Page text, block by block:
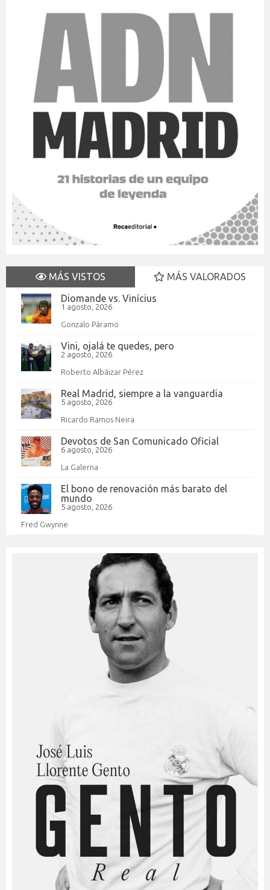
MÁS VISTOS
MÁS VALORADOS
Diomande vs. Vinícius
1 agosto, 2026
Gonzalo Páramo
Vini, ojalá te quedes, pero
2 agosto, 2026
Roberto Albáizar Pérez
Real Madrid, siempre a la vanguardia
5 agosto, 2026
Ricardo Ramos Neira
Devotos de San Comunicado Oficial
6 agosto, 2026
La Galerna
El bono de renovación más barato del
mundo
5 agosto, 2026
Fred Gwynne